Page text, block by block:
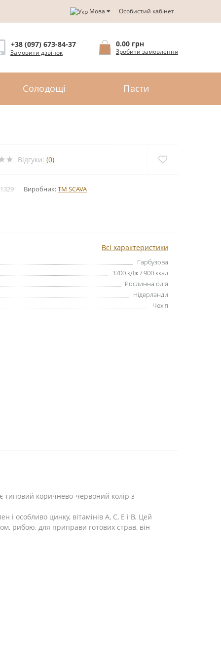
Мова Особистий кабінет
+38 (097) 673-84-37
Замовити дзвінок
0.00 грн
Зробити замовлення
Солодощі Пасти
Відгуки: (0)
1329 Виробник:TM SCAVA
Всі характеристики
Гарбузова
3700 кДж / 900 ккал
Рослинна олія
Нідерланди
Чехія
типовий коричнево-червоний колір з
і особливо цинку, вітамінів A, C, E і B. Цей
рибою, для приправи готових страв, він